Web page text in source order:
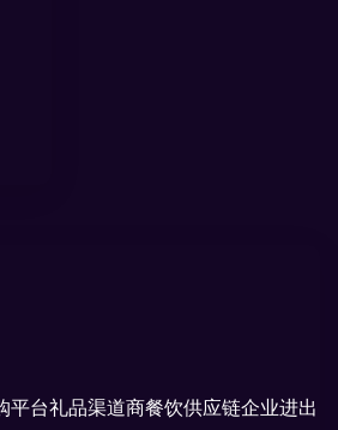
平台礼品渠道商餐饮供应链企业进出